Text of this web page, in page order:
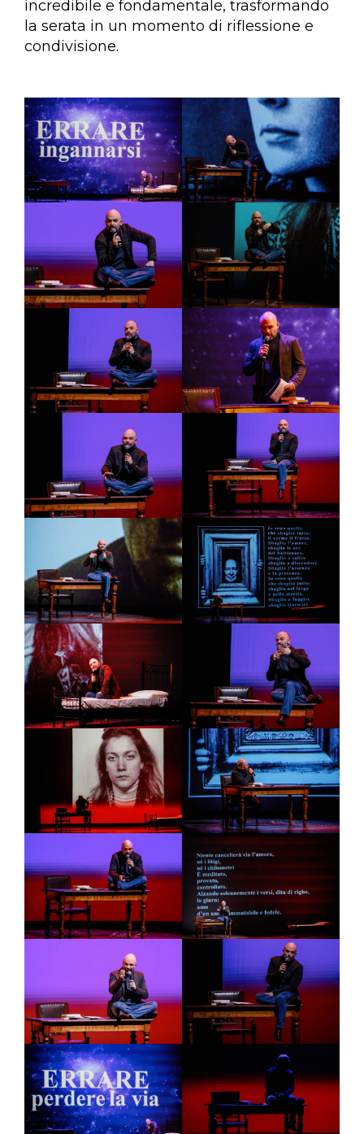
incredibile e fondamentale, trasformando
la serata in un momento di riflessione e
condivisione.